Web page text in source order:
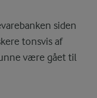
siden
tonsvis af
være gået til